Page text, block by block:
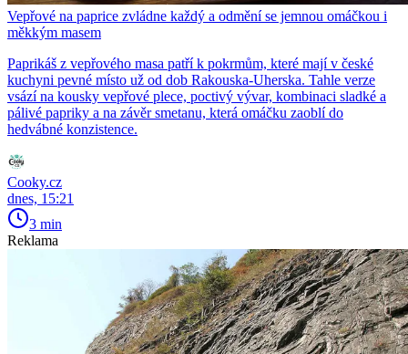
Vepřové na paprice zvládne každý a odmění se jemnou omáčkou i
měkkým masem
Paprikáš z vepřového masa patří k pokrmům, které mají v české
kuchyni pevné místo už od dob Rakouska-Uherska. Tahle verze
vsází na kousky vepřové plece, poctivý vývar, kombinaci sladké a
pálivé papriky a na závěr smetanu, která omáčku zaoblí do
hedvábné konzistence.
Cooky.cz
dnes, 15:21
3 min
Reklama